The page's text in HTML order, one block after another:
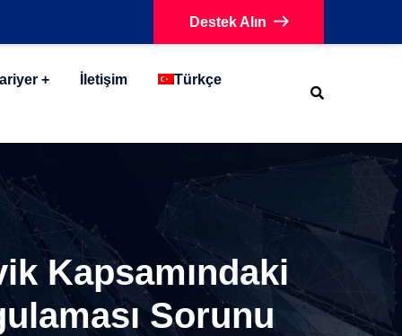
Destek Alın
İletişim Türkçe
Kapsamındaki
Sorunu